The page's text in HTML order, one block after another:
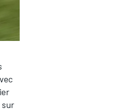
sur